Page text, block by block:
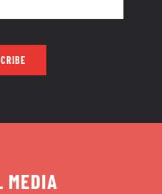
MEDIA